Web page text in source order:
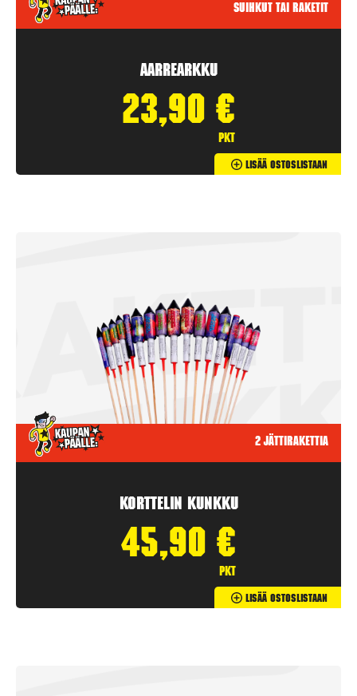
Suihkut tai raketit
Aarrearkku
23,90 €
pkt
Lisää Ostoslistaan
2 jättirakettia
Korttelin kunkku
45,90 €
pkt
Lisää Ostoslistaan